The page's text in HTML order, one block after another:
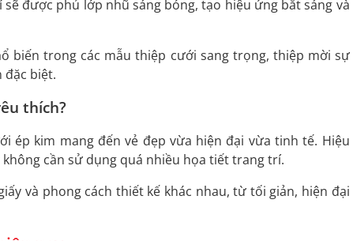
được phủ lớp nhũ sáng bóng, tạo hiệu ứng bắt sáng và
biến trong các mẫu thiệp cưới sang trọng, thiệp mời sự
đặc biệt.
thích?
ép kim mang đến vẻ đẹp vừa hiện đại vừa tinh tế. Hiệu
cần sử dụng quá nhiều họa tiết trang trí.
và phong cách thiết kế khác nhau, từ tối giản, hiện đại